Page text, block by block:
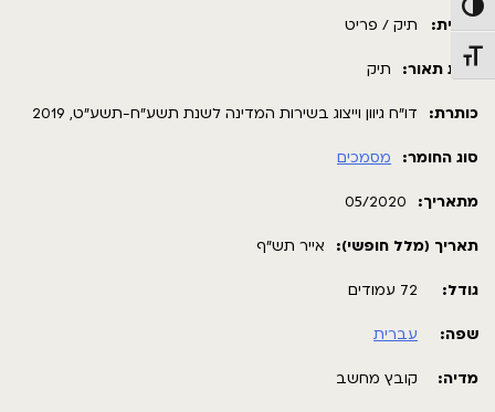
הפעל/כבה ניגודיות גבוהה
מתג גודל גופן
תבנית: תיק / פריט
רמת תאור: תיק
כותרת: דו"ח גיוון וייצוג בשירות המדינה לשנת תשע"ח-תשע"ט, 2019
סוג החומר: מסמכים
מתאריך: 05/2020
תאריך (מלל חופשי): אייר תש"ף
גודל: 72 עמודים
שפה: עברית
מדיה: קובץ מחשב